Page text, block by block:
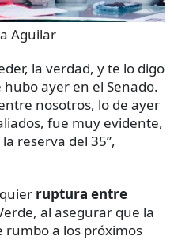
Aguilar
la verdad, y te lo digo
ayer en el Senado.
nosotros, lo de ayer
fue muy evidente,
reserva del 35”,
ruptura entre
al asegurar que la
rumbo a los próximos